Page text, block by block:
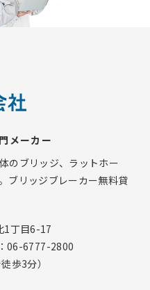
メーカー
のブリッジ、ラットホー
ブリッジブレーカー無料貸
1丁目6-17
6777-2800
歩3分）